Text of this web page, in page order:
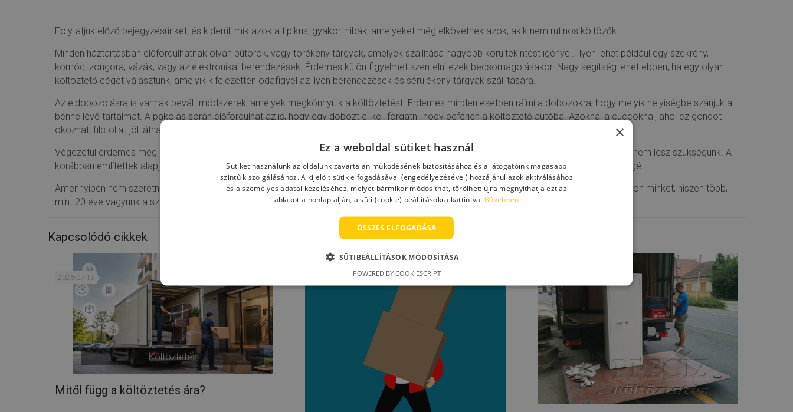
Folytatjuk előző bejegyzésünket, és kiderül, mik azok a tipikus, gyakori hibák, amelyeket még elkövetnek azok, akik nem rutinos költözők.
Minden háztartásban előfordulhatnak olyan bútorok, vagy törékeny tárgyak, amelyek szállítása nagyobb körültekintést igényel. Ilyen lehet például egy szekrény,
komód, zongora, vázák, vagy az elektronikai berendezések. Érdemes külön figyelmet szentelni ezek becsomagolásakor. Nagy segítség lehet ebben, ha egy olyan
költöztető céget választunk, amelyik kifejezetten odafigyel az ilyen berendezések és sérülékeny tárgyak szállítására.
Az eldobozolásra is vannak bevált módszerek, amelyek megkönnyítik a költöztetést. Érdemes minden esetben ráírni a dobozokra, hogy melyik helyiségbe szánjuk a
benne lévő tartalmat. A pakolás során előfordulhat az is, hogy egy dobozt el kell forgatni, hogy beférjen a költöztető autóba. Azoknál a cuccoknál, ahol ez gondot
okozhat, filctollal, jól látható módon, minden oldalról fel kell tüntetni, hogy melyik felével legyen felfelé.
Végezetül érdemes még a pakolás során lomtalanítani. Az évek során mindannyian felhalmozunk olyan tárgyakat, amelyekre igazából soha nem lesz szükségünk. A
korábban említettek alapján mindenképpen szabaduljunk meg ezektől a kacatoktól, ezzel csökkentve az átszállítandó csomagok mennyiségét.
Amennyiben nem szeretné elvéteni ezeket a hibákat, vagy csak egy profi,költöztetésben jártas csapatra bízná a költöztetést
, akkor válasszon minket, hiszen több,
mint 20 éve vagyunk a szakmában!
Kapcsolódó cikkek
Költöztetés
2026-07-15
Mitől függ a költöztetés ára?
×
Ez a weboldal sütiket használ
Sütiket használunk az oldalunk zavartalan működésének biztosításához és a látogatóink magasabb
szintű kiszolgálásához. A kijelölt sütik elfogadásával (engedélyezésével) hozzájárul azok aktiválásához
és a személyes adatai kezeléséhez, melyet bármikor módosíthat, törölhet: újra megnyithatja ezt az
ablakot a honlap alján, a süti (cookie) beállításokra kattintva. Bővebben
ÖSSZES ELFOGADÁSA
SÜTIBEÁLLÍTÁSOK MÓDOSÍTÁSA
POWERED BY COOKIESCRIPT